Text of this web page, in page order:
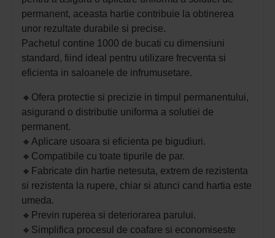
permanent, aceasta hartie contribuie la obtinerea
unor rezultate durabile si precise.
Pachetul contine 1000 de bucati cu dimensiuni
standard, fiind ideal pentru utilizare frecventa si
eficienta in saloanele de infrumusetare.
🔸Ofera protectie si precizie in timpul permanentului,
asigurand o distributie uniforma a solutiei de
permanent.
🔸Aplicare usoara si eficienta pe bigudiuri.
🔸Compatibile cu toate tipurile de par.
🔸Fabricate din hartie netesuta, extrem de rezistenta
si rezistenta la rupere, chiar si atunci cand hartia este
umeda.
🔸Previn ruperea si deteriorarea parului.
🔸Simplifica procesul de coafare si economiseste